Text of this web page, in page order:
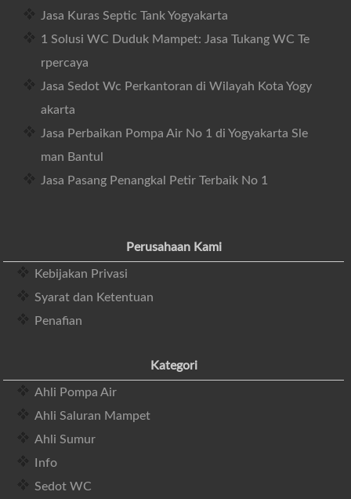
Jasa Kuras Septic Tank Yogyakarta
1 Solusi WC Duduk Mampet: Jasa Tukang WC Te
rpercaya
Jasa Sedot Wc Perkantoran di Wilayah Kota Yogy
akarta
Jasa Perbaikan Pompa Air No 1 di Yogyakarta Sle
man Bantul
Jasa Pasang Penangkal Petir Terbaik No 1
Perusahaan Kami
Kebijakan Privasi
Syarat dan Ketentuan
Penafian
Kategori
Ahli Pompa Air
Ahli Saluran Mampet
Ahli Sumur
Info
Sedot WC